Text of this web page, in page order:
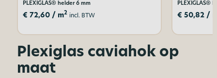
PLEXIGLAS® helder 6 mm
€ 72,60/ m2 incl. BTW
PLEXIGLAS®
€ 50,82/
Plexiglas caviahok op
maat